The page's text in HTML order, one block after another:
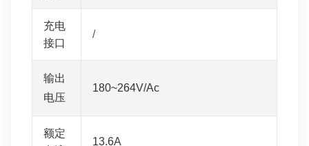
充电
接口
/
输出
电压
180~264V/Ac
额定
13.6A